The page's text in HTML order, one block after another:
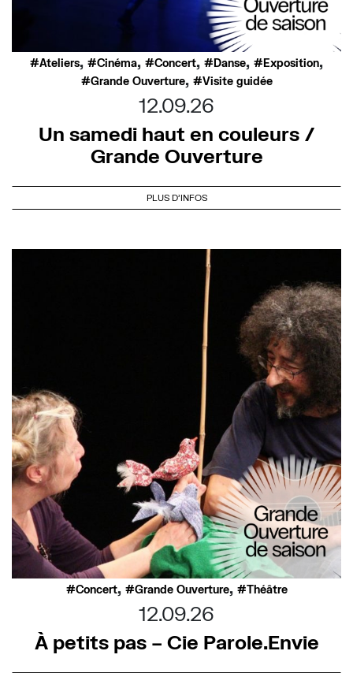
Ateliers, Cinéma, Concert, Danse, Exposition,
Grande Ouverture, Visite guidée
12.09.26
Un samedi haut en couleurs /
Grande Ouverture
PLUS D'INFOS
Concert, Grande Ouverture, Théâtre
12.09.26
À petits pas – Cie Parole.Envie